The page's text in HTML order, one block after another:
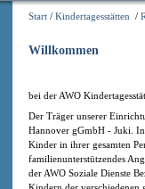
Start / Kindertagesstätten /
Willkommen
bei der AWO
Der Träger unserer
Hannover gGmbH - Juki.
Kinder in ihrer gesamten
familienunterstützendes
der AWO Soziale Dienste